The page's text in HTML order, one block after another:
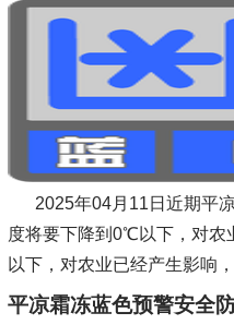
2025年04月11日近期平
度将要下降到0℃以下，对
以下，对农业已经产生影响
平凉霜冻蓝色预警安全